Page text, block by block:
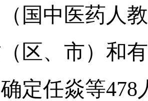
国中医药人
区、市）和
定任焱等